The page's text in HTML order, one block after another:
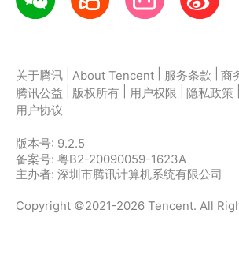
关于腾讯 About Tencent 服务条款 商
腾讯公益
版权所有 用户权限 隐私政策
用户协议
版本号: 9.2.5
备案号: 粤B2-20090059-1623A
主办者: 深圳市腾讯计算机系统有限公司
Copyright ©2021-2026 Tencent. All